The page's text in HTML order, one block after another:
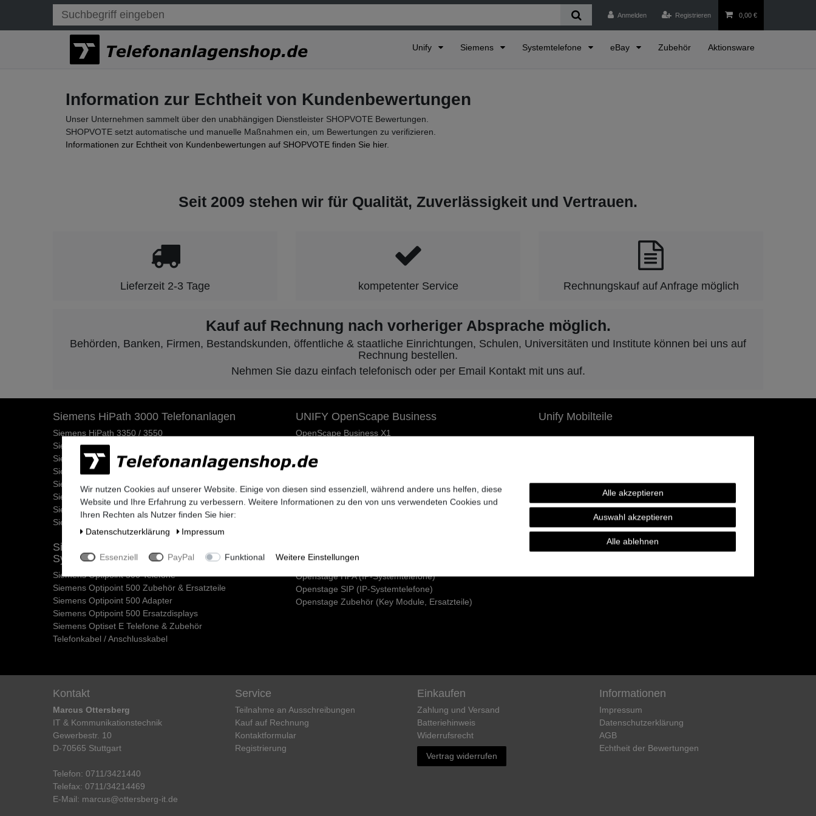
Anmelden Registrieren 0,00 €
Unify Siemens Systemtelefone eBay Zubehör Aktionsware
Information zur Echtheit von Kundenbewertungen
Unser Unternehmen sammelt über den unabhängigen Dienstleister SHOPVOTE Bewertungen.
SHOPVOTE setzt automatische und manuelle Maßnahmen ein, um Bewertungen zu verifizieren.
Informationen zur Echtheit von Kundenbewertungen auf SHOPVOTE finden Sie hier.
Seit 2009 stehen wir für Qualität, Zuverlässigkeit und Vertrauen.
Lieferzeit 2-3 Tage kompetenter Service Rechnungskauf auf Anfrage möglich
Kauf auf Rechnung nach vorheriger Absprache möglich.
Behörden, Banken, Firmen, Bestandskunden, öffentliche & staatliche Einrichtungen, Schulen, Universitäten und Institute können bei uns auf
Rechnung bestellen.
Nehmen Sie dazu einfach telefonisch oder per Email Kontakt mit uns auf.
Siemens HiPath 3000 Telefonanlagen
Siemens HiPath 3350 / 3550
Siemens HiPath 3300 / 3500
Siemens HiPath 3800
Siemens HiPath 3750 / 3700
Siemens HiPath Systemverkabelung
Siemens HiPath Dect Sender
Siemens HiPath Netzteile
Siemens HiPath MMC Karten
Siemens Optipoint 500 / Optiset
Systemtelefone
Siemens Optipoint 500 Telefone
Siemens Optipoint 500 Zubehör & Ersatzteile
Siemens Optipoint 500 Adapter
Siemens Optipoint 500 Ersatzdisplays
Siemens Optiset E Telefone & Zubehör
Telefonkabel / Anschlusskabel
UNIFY OpenScape Business
OpenScape Business X1
OpenScape Business X3R & X5R (Rackmontage 19 Zoll)
OpenScape Business X8 (Stand & Rack)
Geräte / Adapter für OpenScape Business
HVT und Systemverkabelung / Baugruppenkabel
Openstage TDM (UP0/E-Systemtelefone)
Openstage HFA (IP-Systemtelefone)
Openstage SIP (IP-Systemtelefone)
Openstage Zubehör (Key Module, Ersatzteile)
Unify Mobilteile
Unify Lizenzen
Unsere eBay-Angebote
Kontakt
Marcus Ottersberg
IT & Kommunikationstechnik
Gewerbestr. 10
D-70565 Stuttgart
Telefon: 0711/3421440
Telefax: 0711/34214469
E-Mail: marcus@ottersberg-it.de
Service
Teilnahme an Ausschreibungen
Kauf auf Rechnung
Kontaktformular
Registrierung
Einkaufen
Zahlung und Versand
Batteriehinweis
Widerrufs­recht
Vertrag widerrufen
Informationen
Impressum
Daten­schutz­erklärung
AGB
Echtheit der Bewertungen
Wir nutzen Cookies auf unserer Website. Einige von diesen sind essenziell, während andere uns helfen, diese
Website und Ihre Erfahrung zu verbessern. Weitere Informationen zu den von uns verwendeten Cookies und
Ihren Rechten als Nutzer finden Sie hier:
Daten­schutz­erklärung
Impressum
Essenziell PayPal Funktional Weitere Einstellungen
Alle akzeptieren
Auswahl akzeptieren
Alle ablehnen